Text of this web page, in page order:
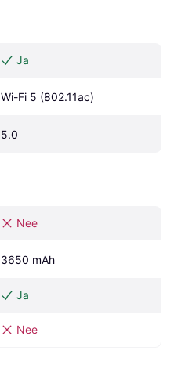
Ja
Wi-Fi 5 (802.11ac)
5.0
Nee
3650 mAh
Ja
Nee